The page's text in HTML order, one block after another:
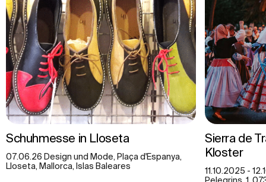
Schuhmesse in Lloseta
07.06.26 Design und Mode, Plaça d'Espanya,
Lloseta, Mallorca, Islas Baleares
Sierra de
Kloster
11.10.2025 -